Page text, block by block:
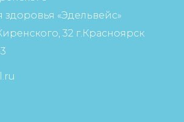
«Эдельвейс»
32 г.Красноярск